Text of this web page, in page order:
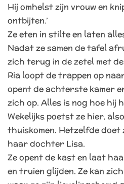
Hij omhelst zijn vrouw en
ontbijten.’
Ze eten in stilte en laten
Nadat ze samen de tafel
zich terug in de zetel met
Ria loopt de trappen op
opent de achterste kamer
zich op. Alles is nog hoe
Wekelijks poetst ze hier,
thuiskomen. Hetzelfde doet
haar dochter Lisa.
Ze opent de kast en laat
en truien glijden. Ze kan